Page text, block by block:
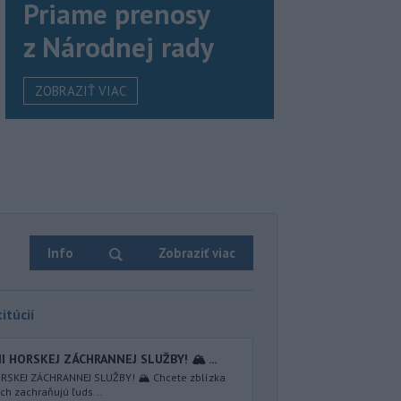
Priame prenosy
z Národnej rady
ZOBRAZIŤ VIAC
Info Zobraziť viac
HORSKEJ ZÁCHRANNEJ SLUŽBY! 🏔️ ...
ZÁCHRANNEJ SLUŽBY! 🏔️ Chcete zblízka
zachraňujú ľuds...